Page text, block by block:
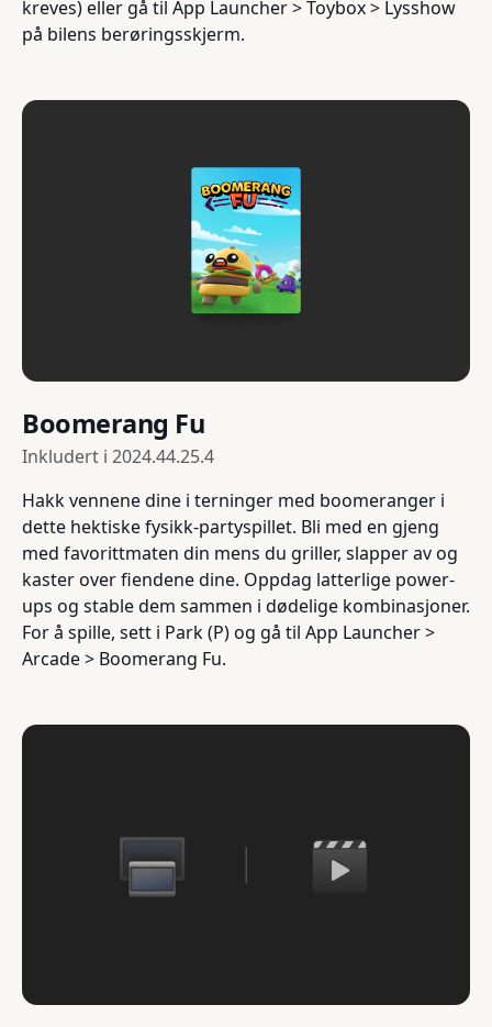
kreves) eller gå til App Launcher > Toybox > Lysshow
på bilens berøringsskjerm.
Boomerang Fu
Inkludert i 2024.44.25.4
Hakk vennene dine i terninger med boomeranger i
dette hektiske fysikk-partyspillet. Bli med en gjeng
med favorittmaten din mens du griller, slapper av og
kaster over fiendene dine. Oppdag latterlige power-
ups og stable dem sammen i dødelige kombinasjoner.
For å spille, sett i Park (P) og gå til App Launcher >
Arcade > Boomerang Fu.